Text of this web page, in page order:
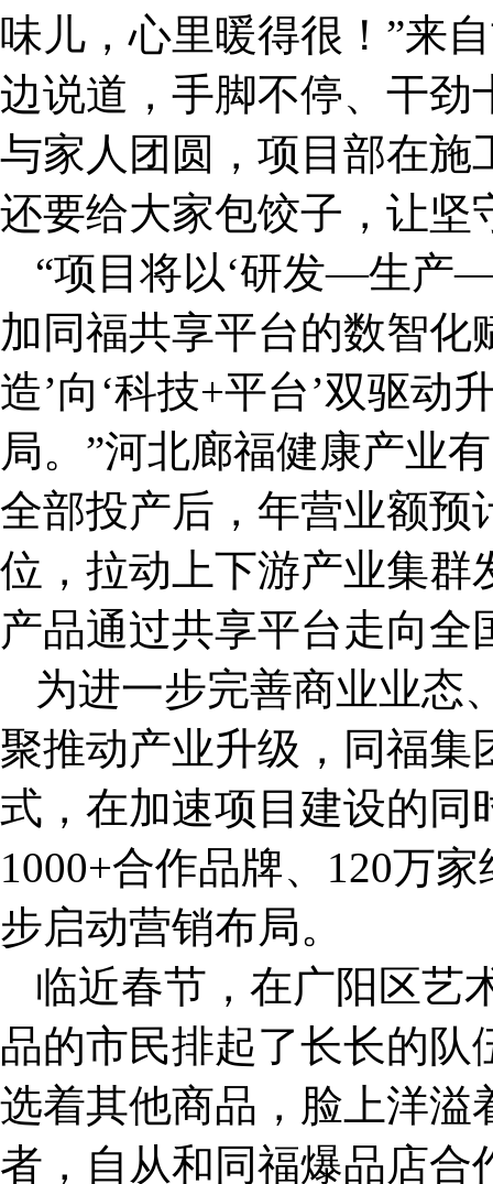
味儿，心里暖得很！”来
边说道，手脚不停、干劲
与家人团圆，项目部在施
还要给大家包饺子，让坚
“项目将以‘研发—生产
加同福共享平台的数智化
造’向‘科技+平台’双驱动
局。”河北廊福健康产业
全部投产后，年营业额预
位，拉动上下游产业集群
产品通过共享平台走向全
为进一步完善商业业态
聚推动产业升级，同福集
式，在加速项目建设的同
1000+合作品牌、120万
步启动营销布局。
临近春节，在广阳区艺
品的市民排起了长长的
选着其他商品，脸上洋溢
者，自从和同福爆品店合